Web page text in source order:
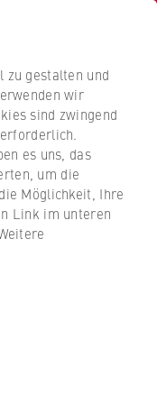
Z
an der
Fernstudium
insgesamt 57
den roten Filter,
zu gestalten und
wir
sind zwingend
es uns, das
um die
Möglichkeit, Ihre
Link im unteren